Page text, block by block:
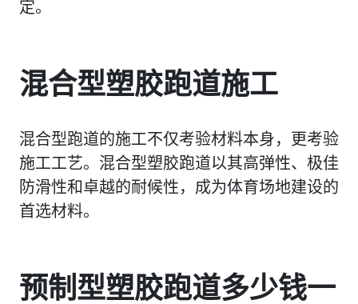
定。
混合型塑胶跑道施工
混合型跑道的施工不仅考验材料本身，更考验
施工工艺。混合型塑胶跑道以其高弹性、极佳
防滑性和卓越的耐候性，成为体育场地建设的
首选材料。
预制型塑胶跑道多少钱一